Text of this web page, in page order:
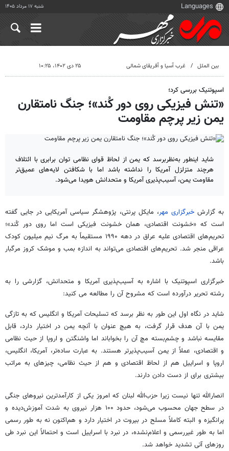
شنبه ۱۷ مرداد ۱۴۰۵
بین الملل غرب آسیا و آفریقای شمالی ۲۵ دی ۱۴۰۲، ۱۰:۲۵
اسپوتنیک بررسی کرد؛
«تنش فیزیکی روی دور کُند»؛ جنگ نامتقارن
یمن زیر پرچم مقاومت
شاید اینطور به‌نظربرسد که یمن از لحاظ قوای نظامی توان برابری با ائتلاف
هرچند متزلزل آمریکا را نداشته باشد اما با شکافتن لایه‌های عمیق‌تر
مقاومت یمن، آسیب‌پذیری آمریکا و متحدانش هویدا می‌شود.
به گزارشخبرگزاری مهر، مایکل پرنتی، پژوهشگر سیاسی آمریکایی در جایی گفته
است که «خشونت اقتصادی، همان خشونت فیزیکی است اما روی دور کُند»؛
تحریم‌های اقتصادی علیه عراق در دهه ۱۹۹۰ مستقیماً به مرگ نیم میلیون کودک
عراقی منجر شد. تحریم‌های اقتصادی می‌تواند به اندازه بمب و موشک کروز مرگبار
باشد.
خبرگزاری اسپوتنیک با اشاره به آسیب‌پذیری آمریکا و متحدانش، گزارشی را به
رشته تحریر درآورده است که مشروح آن را مطالعه می کنید:
شاید در نگاه اول این طور به نظر برسد که تسلیحات آمریکا و انگلیس که به تازگی
یمن با آن هدف قرار گرفت، به هیچ عنوان با آنچه یمن در اختیار دارد، قابل
مقایسه نباشد و چشم‌بسته مچ آن را بخواباند اما واشنگتن و اروپا از حیث نظامی
و اقتصادی، عملاً از یمن آسیب‌پذیرتر هستند. به عبارت ساده‌تر، آمریکا، انگلیس،
اروپا و اسراییل هم از لحاظ اقتصادی و هم از حیث نظامی، چیزهای به مراتب
بیشتری برای از دست دادن دارند.
انصارالله تنها نیست زیرا حزب‌الله لبنان که امروز یکی از کارآمدترین نیروهای جنگی
در سطح جهان محسوب می‌شود، حدود ۱۰۰ هزار نیروی به شدت آموزش‌دیده و
پرانگیزه و البته کاملاً مسلح در بیروت در اختیار دارد و هم‌اکنون نه به طور رسمی
اما به طور غیررسمی و اعلام‌نشده، در نبرد با اسراییل است و احتمالاً این نبرد طی
روزهای آتی تشدید خواهد شد.